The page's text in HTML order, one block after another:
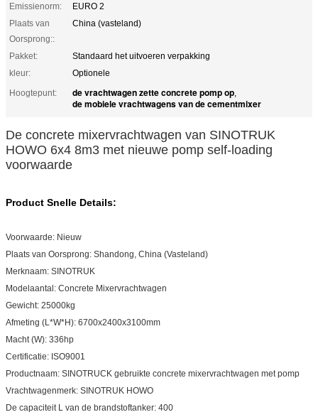
Emissienorm:
EURO 2
Plaats van
Oorsprong::
China (vasteland)
Pakket:
Standaard het uitvoeren verpakking
kleur:
Optionele
Hoogtepunt:
de vrachtwagen zette concrete pomp op,
de mobiele vrachtwagens van de cementmixer
De concrete mixervrachtwagen van SINOTRUK
HOWO 6x4 8m3 met nieuwe pomp self-loading
voorwaarde
Product Snelle Details:
Voorwaarde: Nieuw
Plaats van Oorsprong: Shandong, China (Vasteland)
Merknaam: SINOTRUK
Modelaantal: Concrete Mixervrachtwagen
Gewicht: 25000kg
Afmeting (L*W*H): 6700x2400x3100mm
Macht (W): 336hp
Certificatie: ISO9001
Productnaam: SINOTRUCK gebruikte concrete mixervrachtwagen met pomp
Vrachtwagenmerk: SINOTRUK HOWO
De capaciteit L van de brandstoftanker: 400